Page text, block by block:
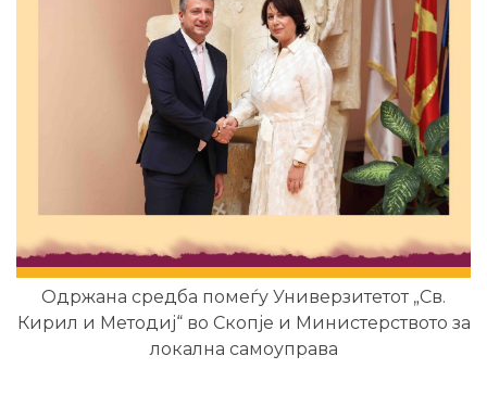
Одржана средба помеѓу Универзитетот „Св.
Кирил и Методиј“ во Скопје и Министерството за
локална самоуправа